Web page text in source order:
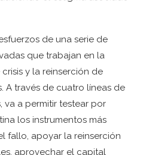
de una serie de
que trabajan en la
y la reinserción de
A través de cuatro líneas de
va a permitir testear por
los instrumentos más
fallo, apoyar la reinserción
aprovechar el capital